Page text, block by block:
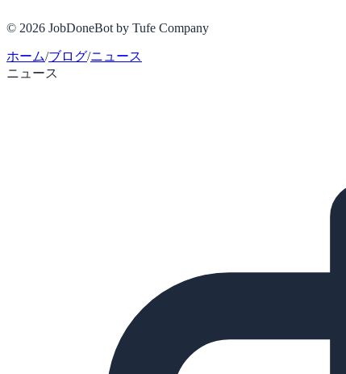
© 2026 JobDoneBot by Tufe Company
ホーム/ブログ/ニュース
ニュース